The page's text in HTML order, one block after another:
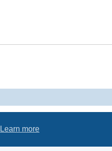
Learn more